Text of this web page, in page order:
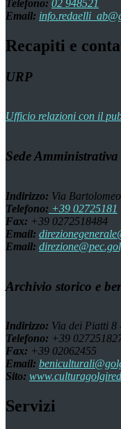
Telefono: 02 948521
Email:
Recapiti e
URP
Ufficio relazioni con il
Sede Amministrativa
Indirizzo: Via
Telefono: +39 02725181
Fax: +39 0272518484
Email:
Email:
Archivio storico e
Indirizzo: Via dei Piatti 8
Telefono: +39
Fax: +39 02062455
Email:
Sito:
Servizi